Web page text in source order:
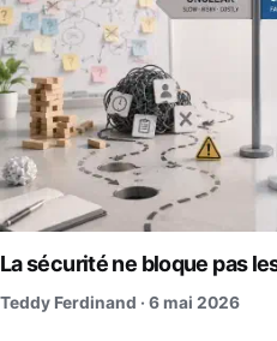
La sécurité ne bloque pas
Teddy Ferdinand · 6 mai 2026